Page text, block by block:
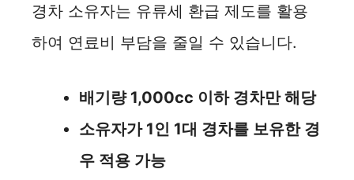
경차 소유자는 유류세 환급 제도를 활용
하여 연료비 부담을 줄일 수 있습니다.
배기량 1,000cc 이하 경차만 해당
소유자가 1인 1대 경차를 보유한 경
우 적용 가능